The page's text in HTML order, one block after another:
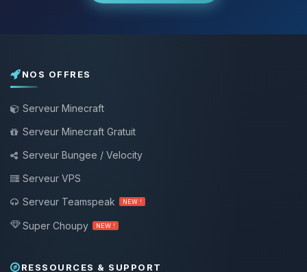
NOS OFFRES
Serveur Minecraft
Serveur Minecraft Gratuit
Serveur Bungee / Velocity
Serveur VPS
Serveur Teamspeak
NEW !
Super Choupy NEW !
RESSOURCES & SUPPORT